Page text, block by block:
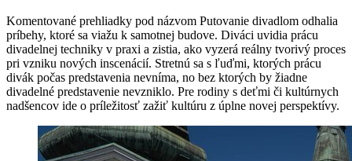
Komentované prehliadky pod názvom Putovanie divadlom odhalia
príbehy, ktoré sa viažu k samotnej budove. Diváci uvidia prácu
divadelnej techniky v praxi a zistia, ako vyzerá reálny tvorivý proces
pri vzniku nových inscenácií. Stretnú sa s ľuďmi, ktorých prácu
divák počas predstavenia nevníma, no bez ktorých by žiadne
divadelné predstavenie nevzniklo. Pre rodiny s deťmi či kultúrnych
nadšencov ide o príležitosť zažiť kultúru z úplne novej perspektívy.